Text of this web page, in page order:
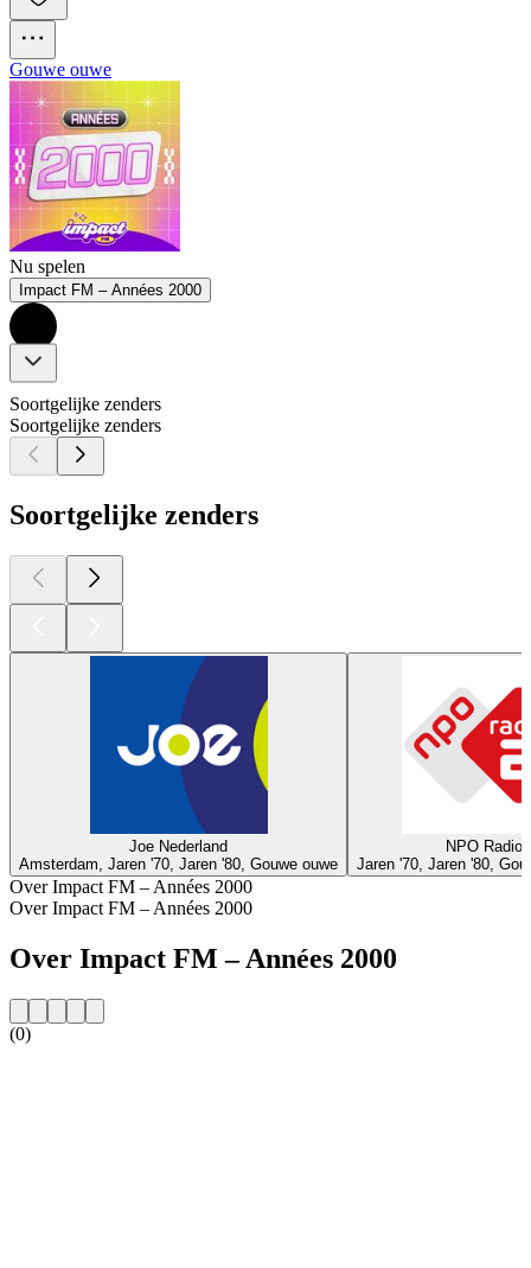
Gouwe ouwe
Nu spelen
Impact FM – Années 2000
Soortgelijke zenders
Soortgelijke zenders
Soortgelijke zenders
Joe Nederland
Amsterdam, Jaren '70, Jaren '80, Gouwe ouwe
NPO Radio
Jaren '70, Jaren '80,
Over Impact FM – Années 2000
Over Impact FM – Années 2000
Over Impact FM – Années 2000
(0)